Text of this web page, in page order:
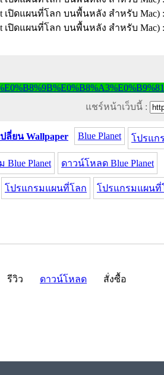
แชร์หน้าเว็บนี้ :
ลี่ยน Wallpaper Blue Planet โปรแก
Planet ดาวน์โหลด Blue Planet
โปรแกรมแผนที่โลก โปรแกรมแผนที่
รีวิว ดาวน์โหลด สั่งซื้อ